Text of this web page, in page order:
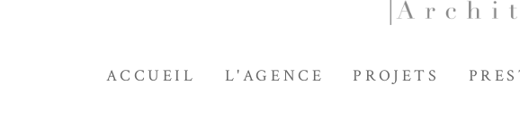
ACCUEIL L'AGENCE PROJETS